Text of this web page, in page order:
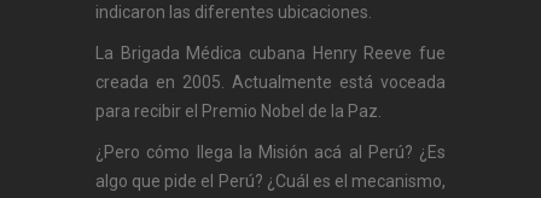
indicaron las diferentes ubicaciones.
La Brigada Médica cubana Henry Reeve fue
creada en 2005. Actualmente está voceada
para recibir el Premio Nobel de la Paz.
¿Pero cómo llega la Misión acá al Perú? ¿Es
algo que pide el Perú? ¿Cuál es el mecanismo,